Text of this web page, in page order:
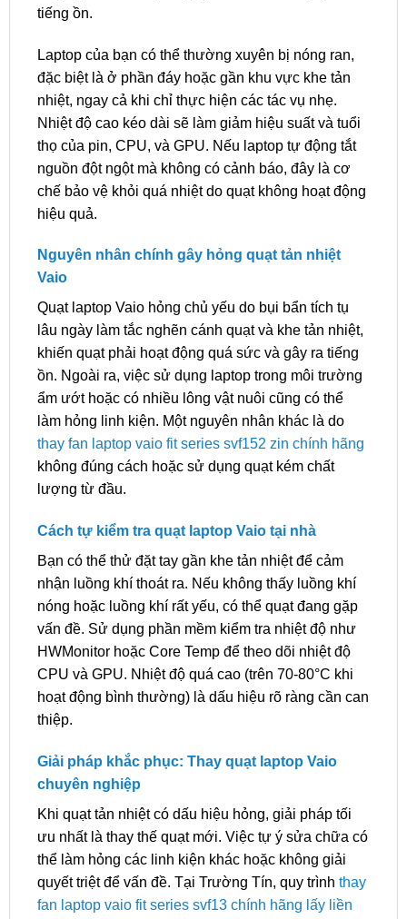
tiếng ồn.
Laptop của bạn có thể thường xuyên bị nóng ran,
đặc biệt là ở phần đáy hoặc gần khu vực khe tản
nhiệt, ngay cả khi chỉ thực hiện các tác vụ nhẹ.
Nhiệt độ cao kéo dài sẽ làm giảm hiệu suất và tuổi
thọ của pin, CPU, và GPU. Nếu laptop tự động tắt
nguồn đột ngột mà không có cảnh báo, đây là cơ
chế bảo vệ khỏi quá nhiệt do quạt không hoạt động
hiệu quả.
Nguyên nhân chính gây hỏng quạt tản nhiệt
Vaio
Quạt laptop Vaio hỏng chủ yếu do bụi bẩn tích tụ
lâu ngày làm tắc nghẽn cánh quạt và khe tản nhiệt,
khiến quạt phải hoạt động quá sức và gây ra tiếng
ồn. Ngoài ra, việc sử dụng laptop trong môi trường
ẩm ướt hoặc có nhiều lông vật nuôi cũng có thể
làm hỏng linh kiện. Một nguyên nhân khác là do
thay fan laptop vaio fit series svf152 zin chính hãng
không đúng cách hoặc sử dụng quạt kém chất
lượng từ đầu.
Cách tự kiểm tra quạt laptop Vaio tại nhà
Bạn có thể thử đặt tay gần khe tản nhiệt để cảm
nhận luồng khí thoát ra. Nếu không thấy luồng khí
nóng hoặc luồng khí rất yếu, có thể quạt đang gặp
vấn đề. Sử dụng phần mềm kiểm tra nhiệt độ như
HWMonitor hoặc Core Temp để theo dõi nhiệt độ
CPU và GPU. Nhiệt độ quá cao (trên 70-80°C khi
hoạt động bình thường) là dấu hiệu rõ ràng cần can
thiệp.
Giải pháp khắc phục: Thay quạt laptop Vaio
chuyên nghiệp
Khi quạt tản nhiệt có dấu hiệu hỏng, giải pháp tối
ưu nhất là thay thế quạt mới. Việc tự ý sửa chữa có
thể làm hỏng các linh kiện khác hoặc không giải
quyết triệt để vấn đề. Tại Trường Tín, quy trình thay
fan laptop vaio fit series svf13 chính hãng lấy liền